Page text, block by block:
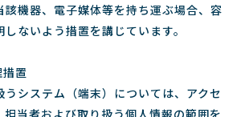
該機器、電子媒体等を持ち運ぶ場合、容
ないよう措置を講じています。
置
うシステム（端末）については、アクセ
担当者および取り扱う個人情報の範囲を